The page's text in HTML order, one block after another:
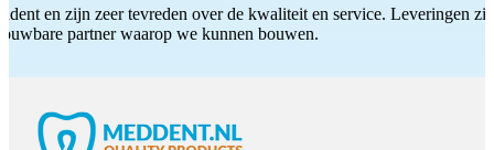
en zijn zeer tevreden over de kwaliteit en service. Leveringen
partner waarop we kunnen bouwen.